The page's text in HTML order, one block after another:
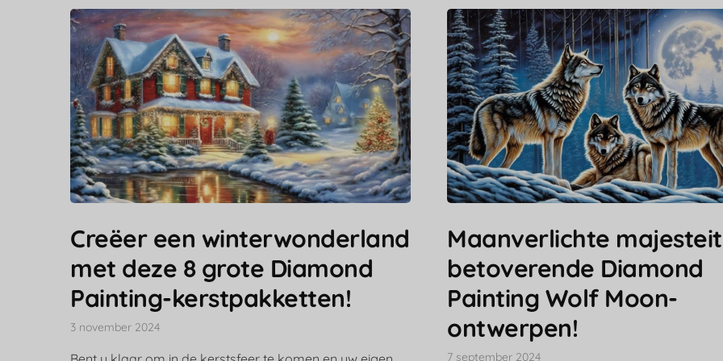
Creëer een winterwonderland
met deze 8 grote Diamond
Painting-kerstpakketten!
3 november 2024
Maanverlichte
betoverende Diamond
Painting Wolf Moon-
ontwerpen!
7 september 2024